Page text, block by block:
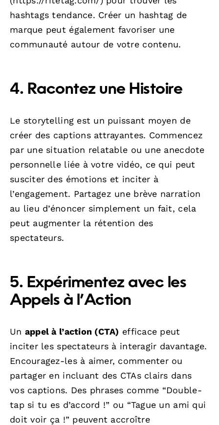
hashtags tendance. Créer un hashtag de
marque peut également favoriser une
communauté autour de votre contenu.
4. Racontez une Histoire
Le storytelling est un puissant moyen de
créer des captions attrayantes. Commencez
par une situation relatable ou une anecdote
personnelle liée à votre vidéo, ce qui peut
susciter des émotions et inciter à
l’engagement. Partagez une brève narration
au lieu d’énoncer simplement un fait, cela
peut augmenter la rétention des
spectateurs.
5. Expérimentez avec les
Appels à l’Action
Un appel à l’action (CTA) efficace peut
inciter les spectateurs à interagir davantage.
Encouragez-les à aimer, commenter ou
partager en incluant des CTAs clairs dans
vos captions. Des phrases comme “Double-
tap si tu es d’accord !” ou “Tague un ami qui
doit voir ça !” peuvent accroître